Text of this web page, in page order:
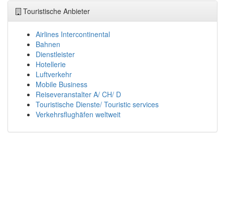
Touristische Anbieter
Airlines Intercontinental
Bahnen
Dienstleister
Hotellerie
Luftverkehr
Mobile Business
Reiseveranstalter A/ CH/ D
Touristische Dienste/ Touristic services
Verkehrsflughäfen weltweit